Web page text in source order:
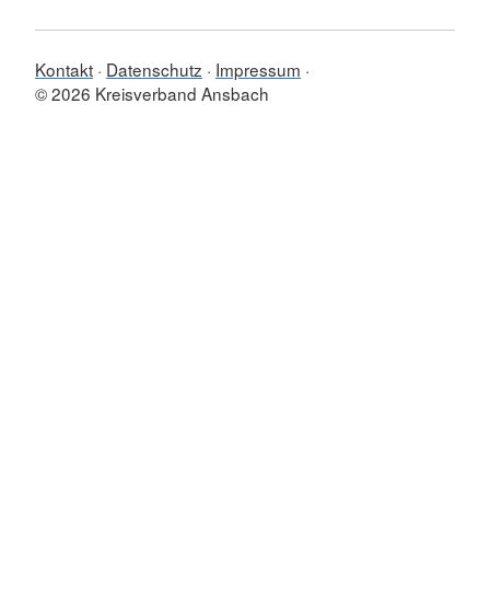
Kontakt Datenschutz
Impressum
© 2026 Kreisverband Ansbach